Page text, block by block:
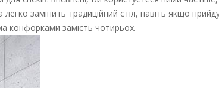
замінить традиційний стіл, навіть якщо
конфорками замість чотирьох.